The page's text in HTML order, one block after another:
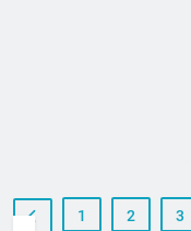
1 2 3